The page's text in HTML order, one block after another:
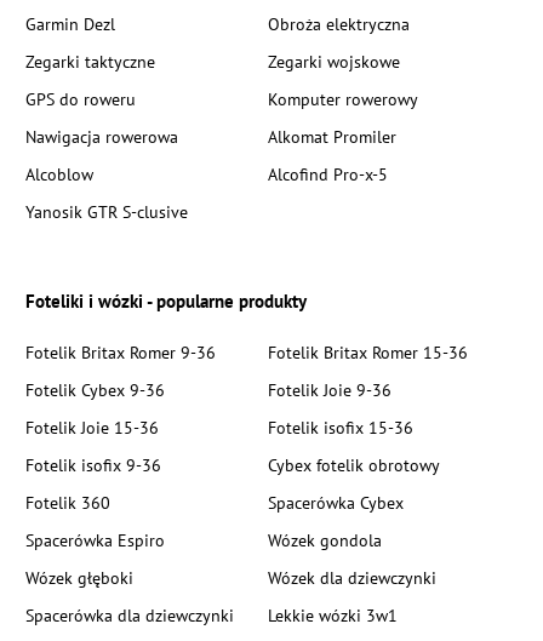
Garmin Dezl
Obroża elektryczna
Zegarki taktyczne
Zegarki wojskowe
GPS do roweru
Komputer rowerowy
Nawigacja rowerowa
Alkomat Promiler
Alcoblow
Alcofind Pro-x-5
Yanosik GTR S-clusive
Foteliki i wózki - popularne produkty
Fotelik Britax Romer 9-36
Fotelik Britax Romer 15-36
Fotelik Cybex 9-36
Fotelik Joie 9-36
Fotelik Joie 15-36
Fotelik isofix 15-36
Fotelik isofix 9-36
Cybex fotelik obrotowy
Fotelik 360
Spacerówka Cybex
Spacerówka Espiro
Wózek gondola
Wózek głęboki
Wózek dla dziewczynki
Spacerówka dla dziewczynki
Lekkie wózki 3w1